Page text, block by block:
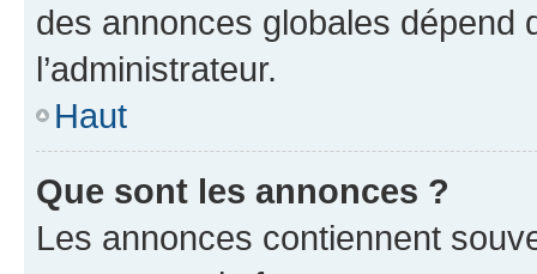
des annonces globales dépend
l’administrateur.
Haut
Que sont les annonces ?
Les annonces contiennent